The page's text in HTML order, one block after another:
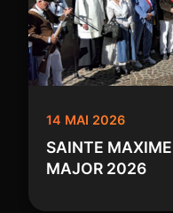
14 MAI 2026
SAINTE
MAJOR 2026